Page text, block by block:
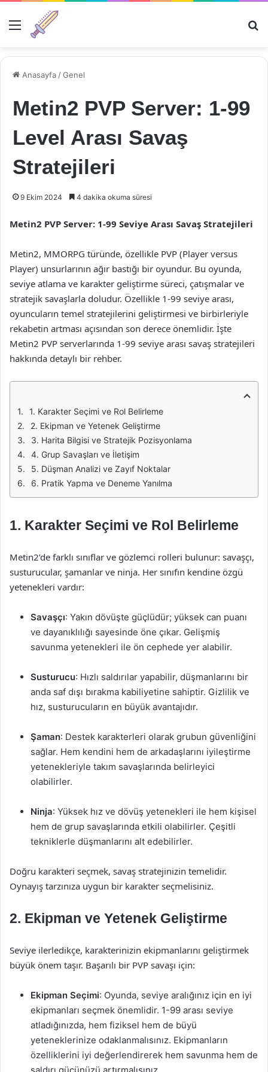
Menü
Anasayfa /Genel
Metin2 PVP Server: 1-99
Level Arası Savaş
Stratejileri
9 Ekim 2024 4 dakika okuma süresi
Metin2 PVP Server: 1-99 Seviye Arası Savaş Stratejileri
Metin2, MMORPG türünde, özellikle PVP (Player versus
Player) unsurlarının ağır bastığı bir oyundur. Bu oyunda,
seviye atlama ve karakter geliştirme süreci, çatışmalar ve
stratejik savaşlarla doludur. Özellikle 1-99 seviye arası,
oyuncuların temel stratejilerini geliştirmesi ve birbirleriyle
rekabetin artması açısından son derece önemlidir. İşte
Metin2 PVP serverlarında 1-99 seviye arası savaş stratejileri
hakkında detaylı bir rehber.
1. Karakter Seçimi ve Rol Belirleme
2. Ekipman ve Yetenek Geliştirme
3. Harita Bilgisi ve Stratejik Pozisyonlama
4. Grup Savaşları ve İletişim
5. Düşman Analizi ve Zayıf Noktalar
6. Pratik Yapma ve Deneme Yanılma
1. Karakter Seçimi ve Rol Belirleme
Metin2’de farklı sınıflar ve gözlemci rolleri bulunur: savaşçı,
susturucular, şamanlar ve ninja. Her sınıfın kendine özgü
yetenekleri vardır:
Savaşçı: Yakın dövüşte güçlüdür; yüksek can puanı
ve dayanıklılığı sayesinde öne çıkar. Gelişmiş
savunma yetenekleri ile ön cephede yer alabilir.
Susturucu: Hızlı saldırılar yapabilir, düşmanlarını bir
anda saf dışı bırakma kabiliyetine sahiptir. Gizlilik ve
hız, susturucuların en büyük avantajıdır.
Şaman: Destek karakterleri olarak grubun güvenliğini
sağlar. Hem kendini hem de arkadaşlarını iyileştirme
yetenekleriyle takım savaşlarında belirleyici
olabilirler.
Ninja: Yüksek hız ve dövüş yetenekleri ile hem kişisel
hem de grup savaşlarında etkili olabilirler. Çeşitli
tekniklerle düşmanlarını alt edebilirler.
Doğru karakteri seçmek, savaş stratejinizin temelidir.
Oynayış tarzınıza uygun bir karakter seçmelisiniz.
2. Ekipman ve Yetenek Geliştirme
Seviye ilerledikçe, karakterinizin ekipmanlarını geliştirmek
büyük önem taşır. Başarılı bir PVP savaşı için:
Ekipman Seçimi: Oyunda, seviye aralığınız için en iyi
ekipmanları seçmek önemlidir. 1-99 arası seviye
atladığınızda, hem fiziksel hem de büyü
yeteneklerinize odaklanmalısınız. Ekipmanların
özelliklerini iyi değerlendirerek hem savunma hem de